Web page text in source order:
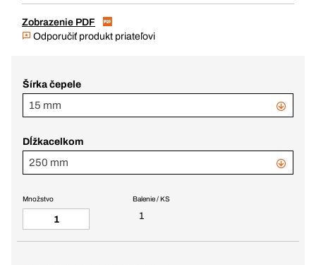
Zobrazenie PDF
Odporučiť produkt priateľovi
Šírka čepele
15 mm
Dĺžkacelkom
250 mm
Balenie / KS
1
Množstvo